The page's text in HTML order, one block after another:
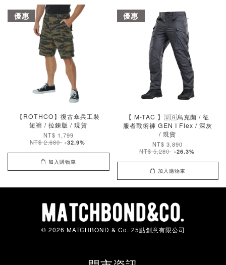
優惠
【ROTHCO】復古傘兵工裝
短褲 / 拉鍊版 / 現貨
NT$ 1,799
NT$ 2,680 -32.9%
加入購物車
優惠
【 M-TAC 】🇺🇦烏克蘭 / 征
服者戰術褲 GEN I Flex / 深灰
/ 現貨
NT$ 3,890
NT$ 5,280 -26.3%
加入購物車
© 2026 MATCHBOND & Co. 25點創意有限公司